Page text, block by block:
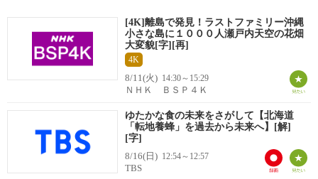
[4K]離島で発見！ラストファミリー沖縄
小さな島に１０００人瀬戸内天空の花畑
大変貌[字][再]
4K
8/11(火) 14:30～15:29
ＮＨＫ ＢＳＰ４Ｋ
ゆたかな食の未来をさがして【北海道
「転地養蜂」を過去から未来へ】[解]
[字]
8/16(日) 12:54～12:57
TBS